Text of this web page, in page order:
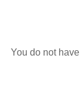
You do not